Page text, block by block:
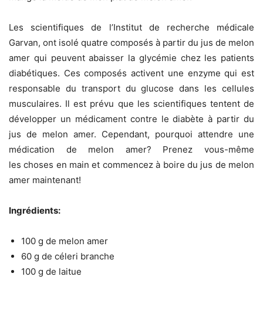
Les scientifiques de l’Institut de recherche médicale
Garvan, ont isolé quatre composés à partir du jus de melon
amer qui peuvent abaisser la glycémie chez les patients
diabétiques. Ces composés activent une enzyme qui est
responsable du transport du glucose dans les cellules
musculaires. Il est prévu que les scientifiques tentent de
développer un médicament contre le diabète à partir du
jus de melon amer. Cependant, pourquoi attendre une
médication de melon amer? Prenez vous-même
les choses en main et commencez à boire du jus de melon
amer maintenant!
Ingrédients:
100 g de melon amer
60 g de céleri branche
100 g de laitue